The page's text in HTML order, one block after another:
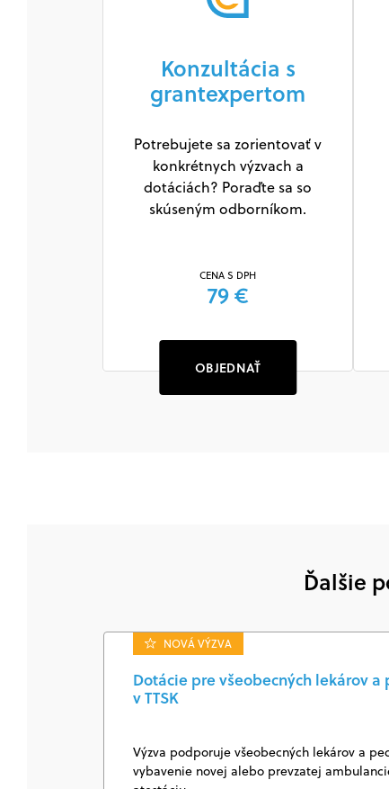
Konzultácia s
grantexpertom
Potrebujete sa zorientovať v
konkrétnych výzvach a
dotáciách? Poraďte sa so
skúseným odborníkom.
CENA S DPH
79 €
OBJEDNAŤ
Ďalšie
NOVÁ VÝZVA
Dotácie pre všeobecných lekárov
v TTSK
Výzva podporuje všeobecných lekárov a
vybavenie novej alebo prevzatej